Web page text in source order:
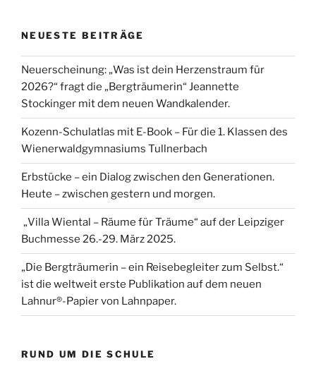
NEUESTE BEITRÄGE
Neuerscheinung: „Was ist dein Herzenstraum für
2026?“ fragt die „Bergträumerin“ Jeannette
Stockinger mit dem neuen Wandkalender.
Kozenn-Schulatlas mit E-Book – Für die 1. Klassen des
Wienerwaldgymnasiums Tullnerbach
Erbstücke – ein Dialog zwischen den Generationen.
Heute – zwischen gestern und morgen.
„Villa Wiental – Räume für Träume“ auf der Leipziger
Buchmesse 26.-29. März 2025.
„Die Bergträumerin – ein Reisebegleiter zum Selbst.“
ist die weltweit erste Publikation auf dem neuen
Lahnur®-Papier von Lahnpaper.
RUND UM DIE SCHULE